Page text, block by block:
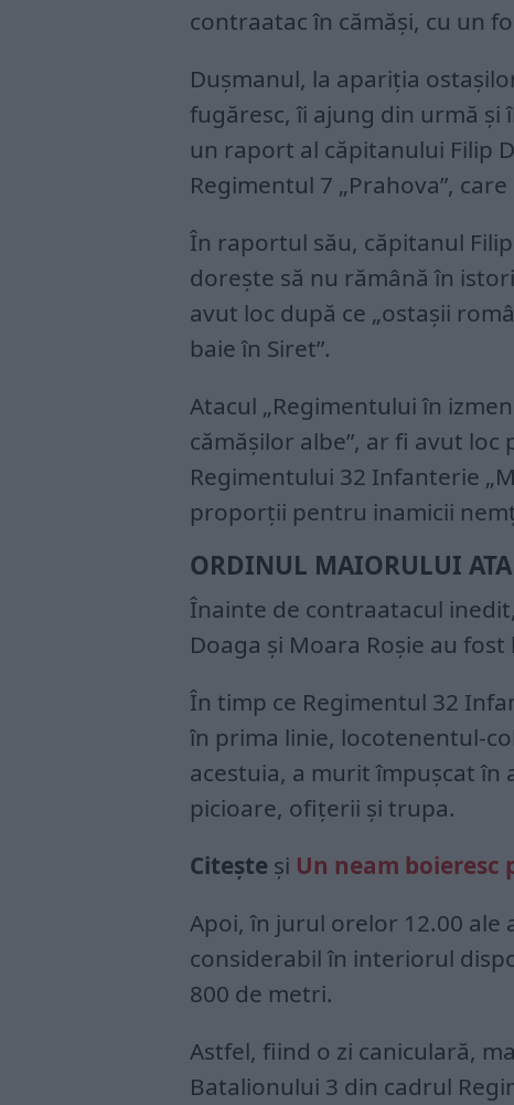
contraatac în cămăşi, cu un
Duşmanul, la apariţia
fugăresc, îi ajung din urmă şi
un raport al căpitanului Filip
Regimentul 7 „Prahova”,
În raportul său, căpitanul
dorește să nu rămână în
avut loc după ce „ostaşii
baie în Siret”.
Atacul „Regimentului în
cămășilor albe”, ar fi avut loc
Regimentului 32 Infanterie
proporții pentru inamicii
ORDINUL MAIORULUI
Înainte de contraatacul
Doaga şi Moara Roşie au
În timp ce Regimentul 32
în prima linie, locotenentul-
acestuia, a murit împușcat
picioare, ofiţerii şi trupa.
Citește și Un neam boieresc
Apoi, în jurul orelor 12.00 ale
considerabil în interiorul
800 de metri.
Astfel, fiind o zi caniculară,
Batalionului 3 din cadrul